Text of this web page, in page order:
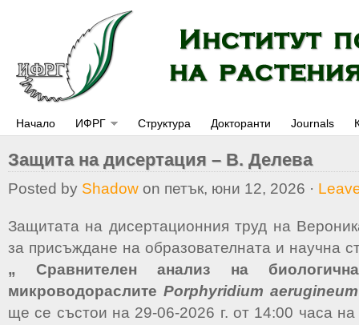
Начало ИФРГ Структура Докторанти Journals
Защита на дисертация – В. Делева
Posted by Shadow on петък, юни 12, 2026 ·
Защитата на дисертационния труд на
за присъждане на образователната и научна
„Сравнителен анализ на
микроводораслитеPorphyridium
ще се състои на 29-06-2026 г. от 14:00 часа на